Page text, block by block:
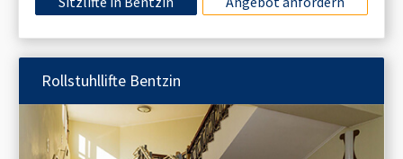
Rollstuhllifte Bentzin